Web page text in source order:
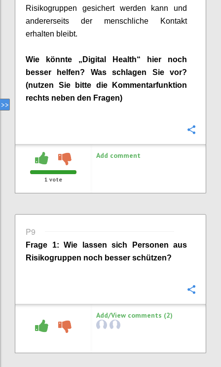
Risikogruppen gesichert werden kann und
andererseits der menschliche Kontakt
erhalten bleibt.
Wie könnte „Digital Health“ hier noch
besser helfen? Was schlagen Sie vor?
(nutzen Sie bitte die Kommentarfunktion
rechts neben den Fragen)
1 vote
Add comment
P9
Frage 1: Wie lassen sich Personen aus
Risikogruppen noch besser schützen?
Add/View comments (2)